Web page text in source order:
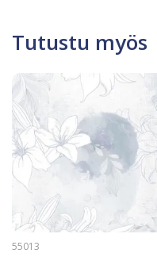
Tutustu myös
55013